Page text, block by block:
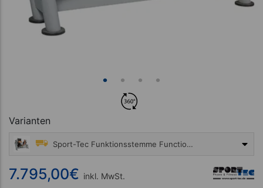
Varianten
Sport-Tec Funktionsstemme Functional Press mit Wegbegrenzer
7.795,00 €
7.795,00€ inkl. MwSt.